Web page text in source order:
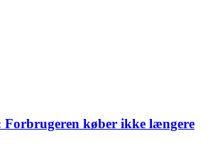
Forbrugeren køber ikke længere